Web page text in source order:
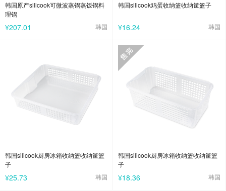
韩国原产silicook可微波蒸锅蒸饭锅料
理锅
¥207.01 韩国
韩国silicook鸡蛋收纳篮收纳筐篮子
¥16.24 韩国
韩国silicook厨房冰箱收纳篮收纳筐篮
子
¥25.73 韩国
韩国silicook厨房冰箱收纳篮收纳筐篮
子
¥18.36 韩国